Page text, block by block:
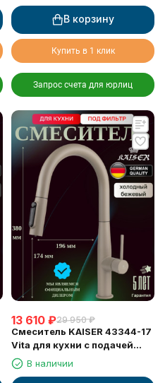
В корзину
Купить в 1 клик
Запрос счета для юрлиц
13 610 ₽29 950 ₽
Смеситель KAISER 43344-17
Vita для кухни с подачей
фильтрованной воды
В наличии